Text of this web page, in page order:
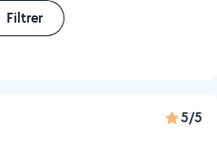
Filtrer
5/5